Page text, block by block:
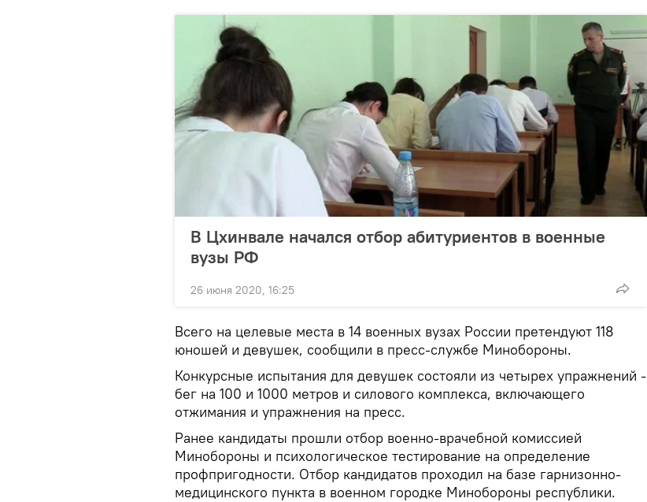
В Цхинвале начался отбор абитуриентов в военные
вузы РФ
26 июня 2020, 16:25
Всего на целевые места в 14 военных вузах России претендуют 118
юношей и девушек, сообщили в пресс-службе Минобороны.
Конкурсные испытания для девушек состояли из четырех упражнений -
бег на 100 и 1000 метров и силового комплекса, включающего
отжимания и упражнения на пресс.
Ранее кандидаты прошли отбор военно-врачебной комиссией
Минобороны и психологическое тестирование на определение
профпригодности. Отбор кандидатов проходил на базе гарнизонно-
медицинского пункта в военном городке Минобороны республики.